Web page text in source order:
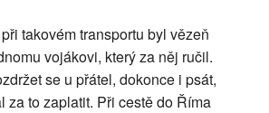
takovém transportu byl vězeň
vojákovi, který za něj ručil.
se u přátel, dokonce i psát,
za to zaplatit. Při cestě do Říma